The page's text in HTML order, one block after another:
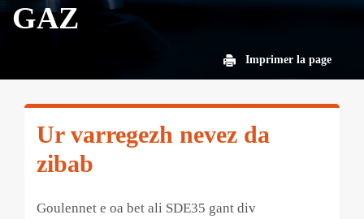
GAZ
Imprimer la page
Ur varregezh nevez da
zibab
Goulennet e oa bet ali SDE35 gant div